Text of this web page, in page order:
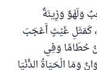
وَلَهْوٌ وَزِينَةٌ
كَمَثَلِ غَيْثٍ أَعْجَبَ
حُطَامًا وَفِي
وَمَا الْحَيَاةُ الدُّنْيَا